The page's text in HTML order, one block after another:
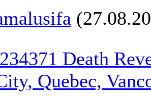
Death
Quebec,